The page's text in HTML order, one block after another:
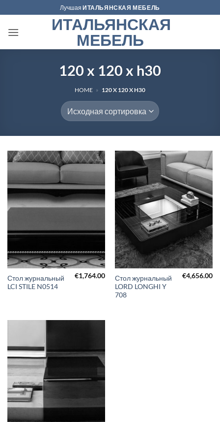
to
content
ЛучшаяИТАЛЬЯНСКАЯ МЕБЕЛЬ
ИТАЛЬЯНСКАЯ
МЕБЕЛЬ
120 x 120 x h30
HOME » 120 X 120 X H30
Стол журнальный
LCI STILE N0514
€1,764.00
Стол журнальный
LORD LONGHI Y
708
€4,656.00